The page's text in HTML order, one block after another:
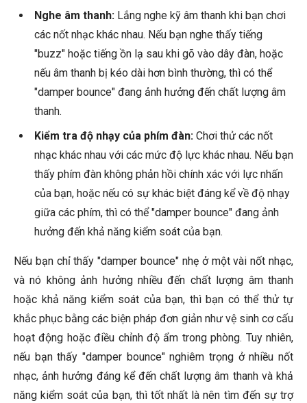
Nghe âm thanh: Lắng nghe kỹ âm thanh khi bạn chơi
các nốt nhạc khác nhau. Nếu bạn nghe thấy tiếng
"buzz" hoặc tiếng ồn lạ sau khi gõ vào dây đàn, hoặc
nếu âm thanh bị kéo dài hơn bình thường, thì có thể
"damper bounce" đang ảnh hưởng đến chất lượng âm
thanh.
Kiểm tra độ nhạy của phím đàn: Chơi thử các nốt
nhạc khác nhau với các mức độ lực khác nhau. Nếu bạn
thấy phím đàn không phản hồi chính xác với lực nhấn
của bạn, hoặc nếu có sự khác biệt đáng kể về độ nhạy
giữa các phím, thì có thể "damper bounce" đang ảnh
hưởng đến khả năng kiểm soát của bạn.
Nếu bạn chỉ thấy "damper bounce" nhẹ ở một vài nốt nhạc,
và nó không ảnh hưởng nhiều đến chất lượng âm thanh
hoặc khả năng kiểm soát của bạn, thì bạn có thể thử tự
khắc phục bằng các biện pháp đơn giản như vệ sinh cơ cấu
hoạt động hoặc điều chỉnh độ ẩm trong phòng. Tuy nhiên,
nếu bạn thấy "damper bounce" nghiêm trọng ở nhiều nốt
nhạc, ảnh hưởng đáng kể đến chất lượng âm thanh và khả
năng kiểm soát của bạn, thì tốt nhất là nên tìm đến sự trợ